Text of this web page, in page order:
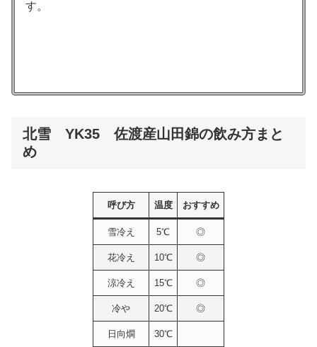
す。
北雪 YK35 佐渡産山田錦の飲み方まと
め
呼び方 温度 おすすめ
雪冷え 5℃ ◎
花冷え 10℃ ◎
涼冷え 15℃ ◎
冷や 20℃ ◎
日向燗 30℃